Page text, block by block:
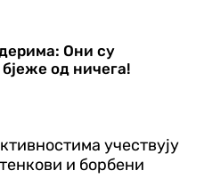
Они су
од ничега!
учествују
и борбени